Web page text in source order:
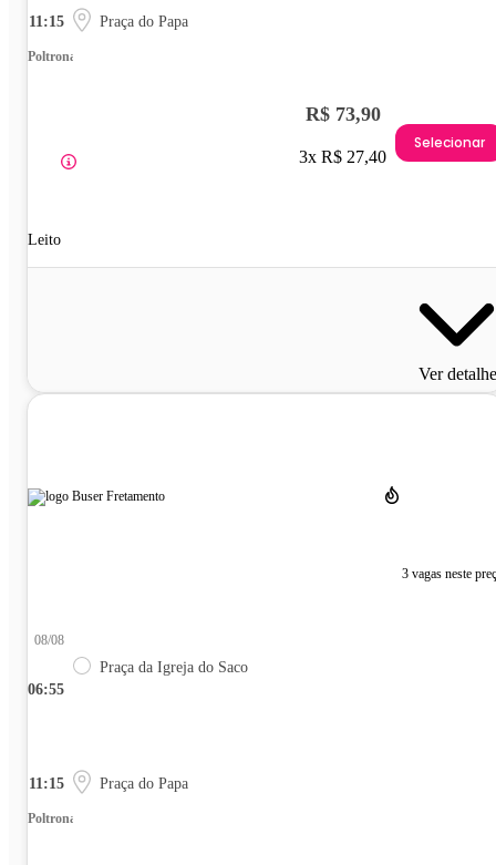
11:15 Praça do Papa
Poltrona
Leito
R$ 73,90
3x R$ 27,40
Selecionar
Ver
3 vagas neste
06:55
08/08
Praça da Igreja do Saco
11:15 Praça do Papa
Poltrona